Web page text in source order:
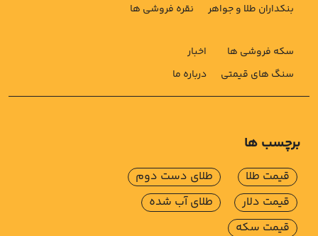
بنکداران طلا و جواهر
نقره فروشی ها
سکه فروشی ها
سنگ های قیمتی
اخبار
درباره ما
برچسب ها
قیمت طلا
قیمت دلار
قیمت سکه
طلای دست دوم
طلای آب شده